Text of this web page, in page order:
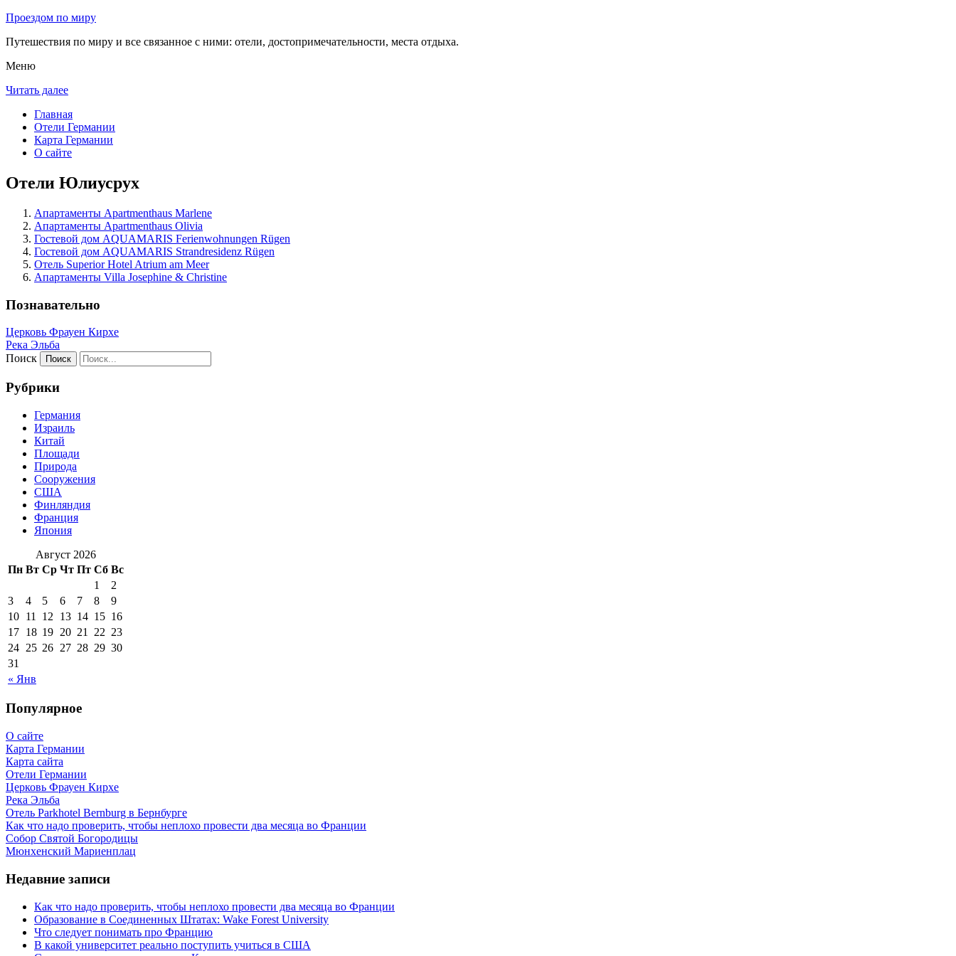
Проездом по миру
Путешествия по миру и все связанное с ними: отели, достопримечательности, места отдыха.
Меню
Читать далее
Главная
Отели Германии
Карта Германии
О сайте
Отели Юлиусрух
Апартаменты Apartmenthaus Marlene
Апартаменты Apartmenthaus Olivia
Гостевой дом AQUAMARIS Ferienwohnungen Rügen
Гостевой дом AQUAMARIS Strandresidenz Rügen
Отель Superior Hotel Atrium am Meer
Апартаменты Villa Josephine & Christine
Познавательно
Церковь Фрауен Кирхе
Река Эльба
Поиск
Рубрики
Германия
Израиль
Китай
Площади
Природа
Сооружения
США
Финляндия
Франция
Япония
Август 2026
Пн Вт Ср Чт Пт Сб Вс
« Янв
1
2
3
4 5 6 7 8
9
10 11 12 13 14 15 16
17 18 19 20 21 22 23
24 25 26 27 28 29 30
31
Популярное
О сайте
Карта Германии
Карта сайта
Отели Германии
Церковь Фрауен Кирхе
Река Эльба
Отель Parkhotel Bernburg в Бернбурге
Как что надо проверить, чтобы неплохо провести два месяца во Франции
Собор Святой Богородицы
Мюнхенский Мариенплац
Недавние записи
Как что надо проверить, чтобы неплохо провести два месяца во Франции
Образование в Соединенных Штатах: Wake Forest University
Что следует понимать про Францию
В какой университет реально поступить учиться в США